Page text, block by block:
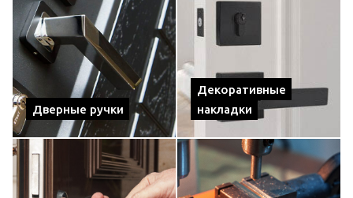
Дверные ручки
Декоративные
накладки